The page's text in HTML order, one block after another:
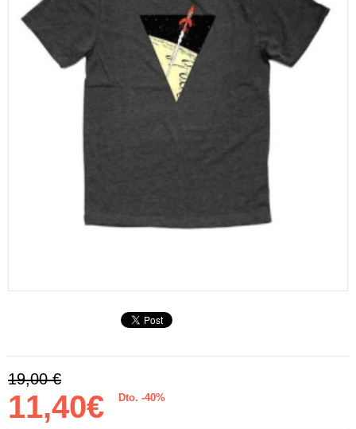
19,00 €
11,40€ Dto. -40%